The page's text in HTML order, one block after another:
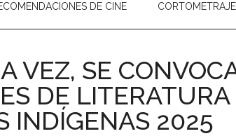
DE CINE
VEZ, SE
DE
INDÍGENAS 2025